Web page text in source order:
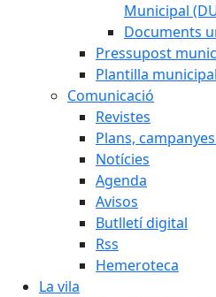
Municipal
Documents
Pressupost
Plantilla municipal
Comunicació
Revistes
Plans,
Notícies
Agenda
Avisos
Butlletí digital
Rss
Hemeroteca
La vila